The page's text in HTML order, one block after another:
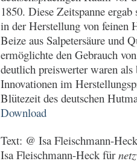
1850. Diese Zeitspanne
in der Herstellung von feinen
Beize aus Salpetersäure und
ermöglichte den Gebrauch
deutlich preiswerter waren
Innovationen im
Blütezeit des deutschen
Download
Text: @ Isa Fleischmann-
Isa Fleischmann-Heck für